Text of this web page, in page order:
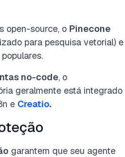
open-source, o Pinecone
para pesquisa vetorial) e
no-code, o
geralmente está integrado
e Creatio.
garantem que seu agente